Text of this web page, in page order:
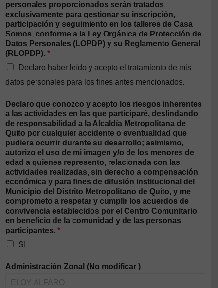
personales proporcionados serán tratados
exclusivamente para gestionar su inscripción,
participación y seguimiento en los talleres de Casa
Somos, conforme a la Ley Orgánica de Protección de
Datos Personales (LOPDP) y su Reglamento General
(RLOPDP). *
Declaro haber leído y acepto el tratamiento de mis
datos personales para los fines antes mencionados.
Declaro que conozco y acepto los riesgos inherentes
a las actividades en las que participaré, deslindando
de responsabilidad a la Alcaldía Metropolitana de
Quito por cualquier accidente o eventualidad que
pudiera ocurrir durante su desarrollo; asimismo,
autorizo el uso de mi imagen y/o de los menores de
edad a quienes represento, relacionada con las
actividades realizadas, sin derecho a compensación
económica y para fines de difusión institucional del
Municipio del Distrito Metropolitano de Quito, y me
comprometo a respetar y cumplir los acuerdos de
convivencia establecidos por el Centro Comunitario
en beneficio de la comunidad y de las personas
participantes. *
SI
Administración Zonal (No modificar )